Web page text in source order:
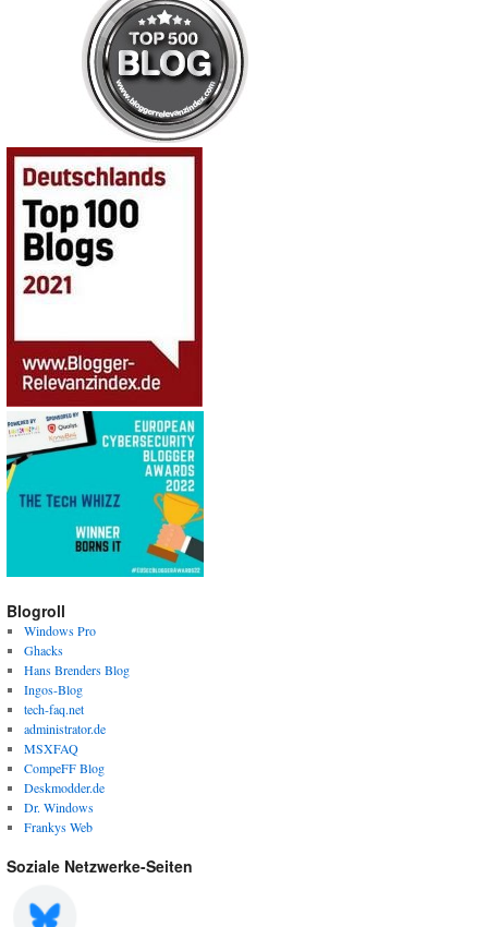
Blogroll
Windows Pro
Ghacks
Hans Brenders Blog
Ingos-Blog
tech-faq.net
administrator.de
MSXFAQ
CompeFF Blog
Deskmodder.de
Dr. Windows
Frankys Web
Soziale Netzwerke-Seiten